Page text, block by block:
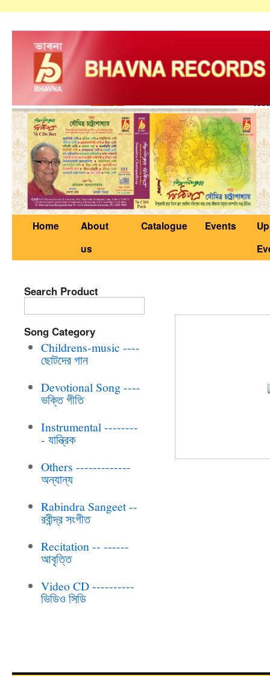
Home
About
us
Catalogue Events
Search Product
Song Category
Childrens-music ----
ছোটদের গান
Devotional Song ----
ভক্তি গীতি
Instrumental --------
- যান্ত্রিক
Others -------------
অন্যান্য
Rabindra Sangeet --
রবীন্দ্র সংগীত
Recitation -- ------
আবৃত্তি
Video CD ----------
ভিডিও সিডি